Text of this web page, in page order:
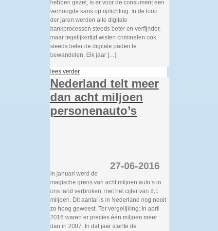
hebben gezet, is er voor de consument een
verhoogde kans op oplichting. In de loop
der jaren werden alle digitale
bankprocessen steeds beter en verfijnder,
maar tegelijkertijd wisten criminelen ook
steeds beter de digitale paden te
bewandelen. Elk jaar […]
lees verder
Nederland telt meer
dan acht miljoen
personenauto’s
27-06-2016
In januari werd de
magische grens van acht miljoen auto’s in
ons land verbroken, met het cijfer van 8,1
miljoen. Dit aantal is in Nederland nog nooit
zo hoog geweest. Ter vergelijking: in april
2016 waren er precies één miljoen meer
dan in 2007. In dat jaar startte de